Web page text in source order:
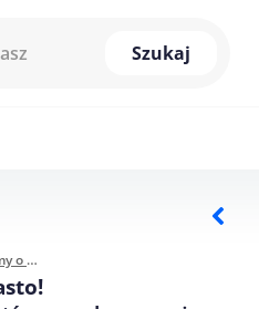
Szukaj
BOGATYNIA - Dbajmy o nasze miasto!